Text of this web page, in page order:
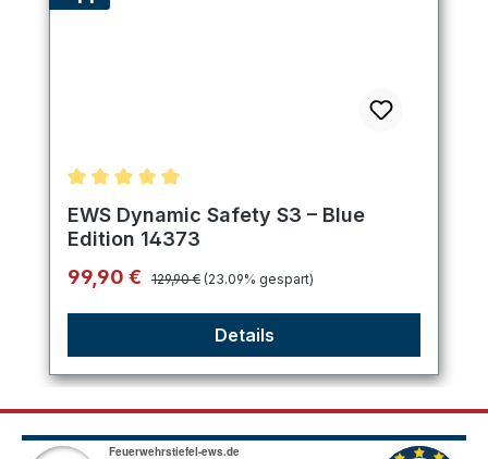
Durchschnittliche Bewertung von 5 von 5 Sternen
EWS Dynamic Safety S3 – Blue
Edition 14373
Verkaufspreis:
99,90 € Regulärer Preis:
129,90 € (23.09% gespart)
Details